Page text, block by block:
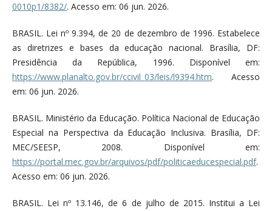
0010p1/8382/. Acesso em: 06 jun. 2026.
BRASIL. Lei nº 9.394, de 20 de dezembro de 1996. Estabelece
as diretrizes e bases da educação nacional. Brasília, DF:
Presidência da República, 1996. Disponível em:
https://www.planalto.gov.br/ccivil_03/leis/l9394.htm. Acesso
em: 06 jun. 2026.
BRASIL. Ministério da Educação. Política Nacional de Educação
Especial na Perspectiva da Educação Inclusiva. Brasília, DF:
MEC/SEESP, 2008. Disponível em:
https://portal.mec.gov.br/arquivos/pdf/politicaeducespecial.pdf.
Acesso em: 06 jun. 2026.
BRASIL. Lei nº 13.146, de 6 de julho de 2015. Institui a Lei